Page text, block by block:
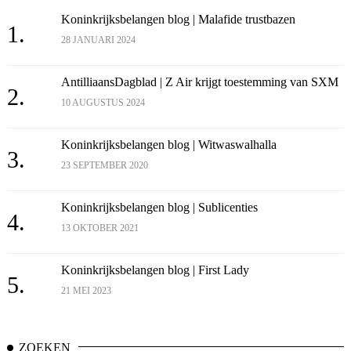
1.
Koninkrijksbelangen blog | Malafide trustbazen
28 JANUARI 2024
2.
AntilliaansDagblad | Z Air krijgt toestemming van SXM
10 AUGUSTUS 2024
3.
Koninkrijksbelangen blog | Witwaswalhalla
23 SEPTEMBER 2020
4.
Koninkrijksbelangen blog | Sublicenties
13 OKTOBER 2021
5.
Koninkrijksbelangen blog | First Lady
21 MEI 2023
ZOEKEN